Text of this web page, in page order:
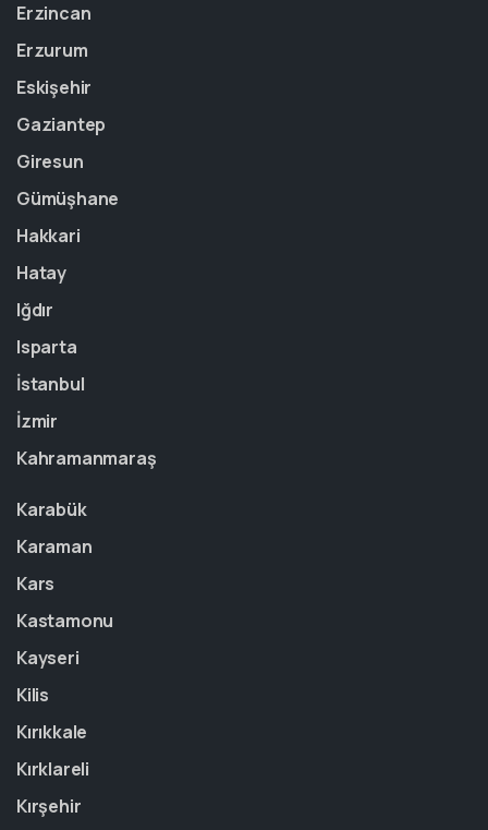
Erzincan
Erzurum
Eskişehir
Gaziantep
Giresun
Gümüşhane
Hakkari
Hatay
Iğdır
Isparta
İstanbul
İzmir
Kahramanmaraş
Karabük
Karaman
Kars
Kastamonu
Kayseri
Kilis
Kırıkkale
Kırklareli
Kırşehir